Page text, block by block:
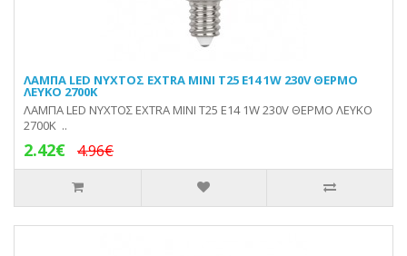
ΛΑΜΠΑ LED ΝΥΧΤΟΣ EXTRA MINI T25 E14 1W 230V ΘΕΡΜΟ
ΛΕΥΚΟ 2700Κ
ΛΑΜΠΑ LED ΝΥΧΤΟΣ EXTRA MINI T25 E14 1W 230V ΘΕΡΜΟ ΛΕΥΚΟ
2700Κ ..
2.42€ 4.96€